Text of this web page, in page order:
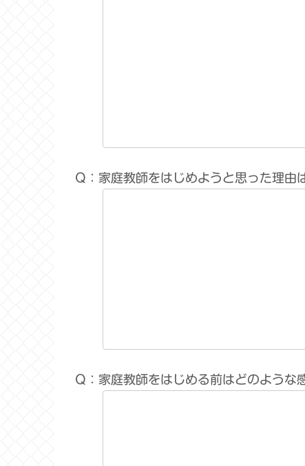
Q：家庭教師をはじめようと思った理由
Q：家庭教師をはじめる前はどのような